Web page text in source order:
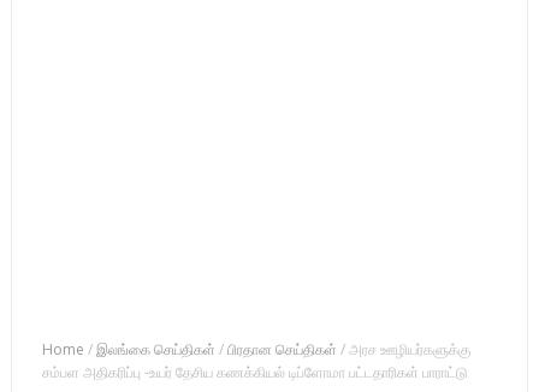
Home /இலங்கை செய்திகள் /பிரதான செய்திகள் /அரச ஊழியர்களுக்கு
சம்பள அதிகரிப்பு -உயர் தேசிய கணக்கியல் டிப்ளோமா பட்டதாரிகள் பாராட்டு